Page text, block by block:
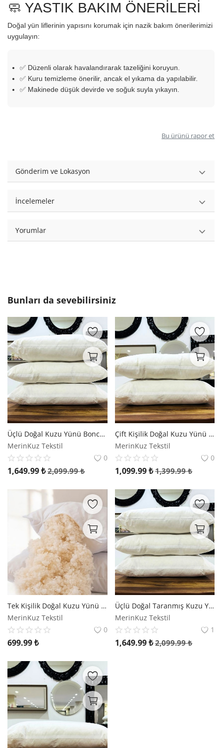
🧼 YASTIK BAKIM ÖNERİLERİ
Doğal yün liflerinin yapısını korumak için nazik bakım önerilerimizi
uygulayın:
✅ Düzenli olarak havalandırarak tazeliğini koruyun.
✅ Kuru temizleme önerilir, ancak el yıkama da yapılabilir.
✅ Makinede düşük devirde ve soğuk suyla yıkayın.
Bu ürünü rapor et
Gönderim ve Lokasyon
İncelemeler
Yorumlar
Bunları da sevebilirsiniz
Üçlü Doğal Kuzu Yünü Boncuk Yastık | Merinos Kuzu Yünü
MerinKuz Tekstil
0
1,649.99₺ 2,099.99₺
Çift Kişilik Doğal Kuzu Yünü Boncuk Yastık | Merinos Kuzu Yünü
MerinKuz Tekstil
0
1,099.99₺ 1,399.99₺
Tek Kişilik Doğal Kuzu Yünü Boncuk Yastık | Merinos Kuzu Yünü
MerinKuz Tekstil
0
699.99₺
Üçlü Doğal Taranmış Kuzu Yünü Yastık | Merinos Kuzu Yünü
MerinKuz Tekstil
1
1,649.99₺ 2,099.99₺